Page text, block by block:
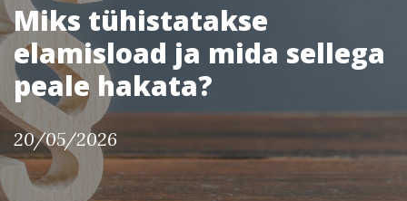
Miks tühistatakse
elamisload ja mida sellega
peale hakata?
20/05/2026